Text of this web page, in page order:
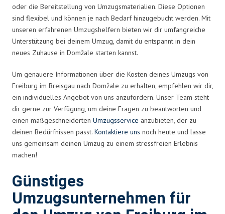
oder die Bereitstellung von Umzugsmaterialien. Diese Optionen
sind flexibel und können je nach Bedarf hinzugebucht werden. Mit
unseren erfahrenen Umzugshelfern bieten wir dir umfangreiche
Unterstützung bei deinem Umzug, damit du entspannt in dein
neues Zuhause in Domžale starten kannst.
Um genauere Informationen über die Kosten deines Umzugs von
Freiburg im Breisgau nach Domžale zu erhalten, empfehlen wir dir,
ein individuelles Angebot von uns anzufordern. Unser Team steht
dir gerne zur Verfügung, um deine Fragen zu beantworten und
einen maßgeschneiderten Umzugsservice anzubieten, der zu
deinen Bedürfnissen passt. Kontaktiere uns noch heute und lasse
uns gemeinsam deinen Umzug zu einem stressfreien Erlebnis
machen!
Günstiges
Umzugsunternehmen für